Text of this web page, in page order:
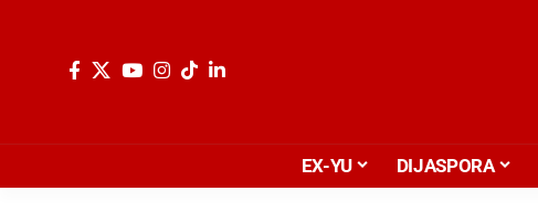
EX-YU DIJASPORA